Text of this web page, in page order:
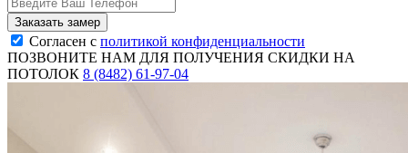
Согласен с политикой конфиденциальности
ПОЗВОНИТЕ НАМ ДЛЯ ПОЛУЧЕНИЯ СКИДКИ НА
ПОТОЛОК 8 (8482) 61-97-04